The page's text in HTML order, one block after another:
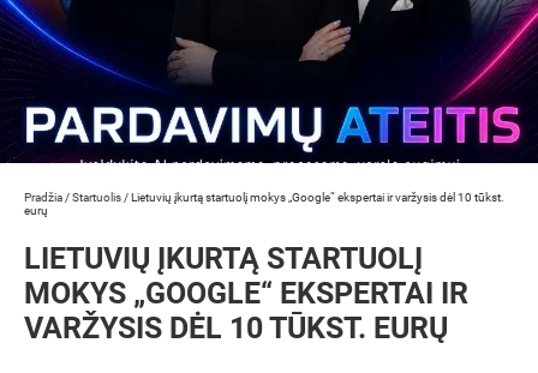
Pradžia /Startuolis /Lietuvių įkurtą startuolį mokys „Google“ ekspertai ir varžysis dėl 10 tūkst.
eurų
LIETUVIŲ ĮKURTĄ STARTUOLĮ
MOKYS „GOOGLE“ EKSPERTAI IR
VARŽYSIS DĖL 10 TŪKST. EURŲ